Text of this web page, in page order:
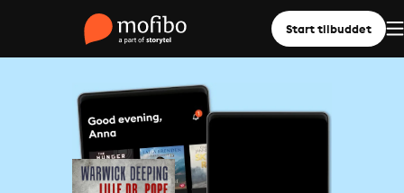
Start tilbuddet